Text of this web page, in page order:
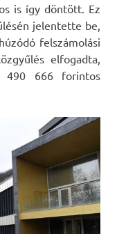
is így döntött. Ez
jelentette be,
felszámolási
elfogadta,
666 forintos